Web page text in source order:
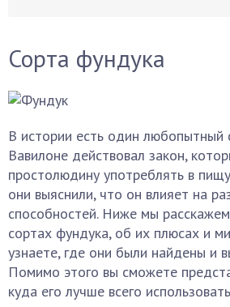
Сорта фундука
В истории есть один любопытный
Вавилоне действовал закон,
простолюдину употреблять в
они выяснили, что он влияет на
способностей. Ниже мы
сортах фундука, об их плюсах и
узнаете, где они были найдены и
Помимо этого вы сможете
куда его лучше всего